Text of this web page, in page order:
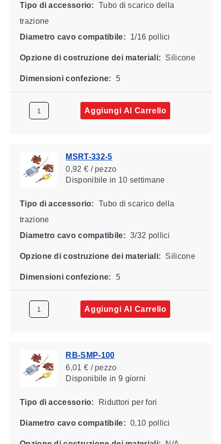
Tipo di accessorio:
Tubo di scarico della
trazione
Diametro cavo compatibile:
1/16 pollici
Opzione di costruzione dei materiali: Silicone
Dimensioni confezione: 5
Aggiungi Al Carrello
MSRT-332-5
0,92 € / pezzo
Disponibile in 10 settimane
Tipo di accessorio:
Tubo di scarico della
trazione
Diametro cavo compatibile: 3/32 pollici
Opzione di costruzione dei materiali: Silicone
Dimensioni confezione: 5
Aggiungi Al Carrello
RB-SMP-100
6,01 € / pezzo
Disponibile in 9 giorni
Tipo di accessorio: Riduttori per fori
Diametro cavo compatibile: 0,10 pollici